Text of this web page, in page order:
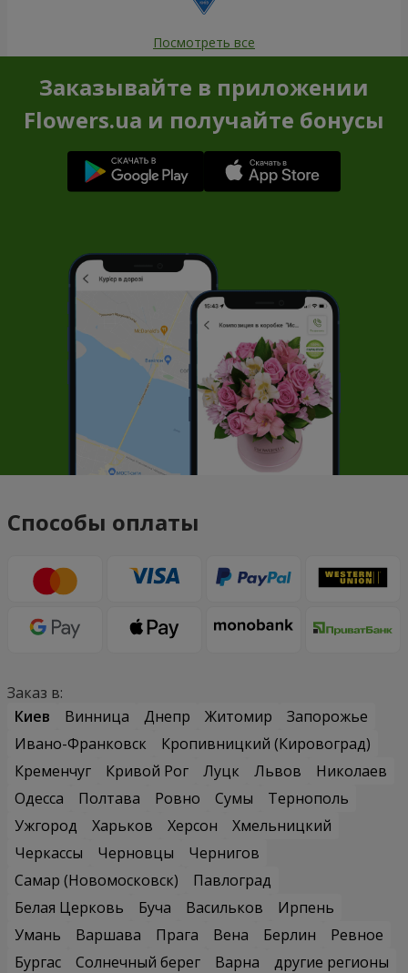
Посмотреть все
Заказывайте в приложении
Flowers.ua и получайте бонусы
Способы оплаты
Заказ в:
Киев
Винница Днепр Житомир
Запорожье
Ивано-Франковск
Кропивницкий (Кировоград)
Кременчуг
Кривой Рог Луцк Львов
Николаев
Одесса
Полтава Ровно Сумы
Тернополь
Ужгород
Харьков Херсон
Хмельницкий
Черкассы
Черновцы
Чернигов
Самар (Новомосковск)
Павлоград
Белая Церковь
Буча Васильков
Ирпень
Умань
Варшава Прага Вена Берлин
Ревное
Бургас
Солнечный берег Варна
другие регионы